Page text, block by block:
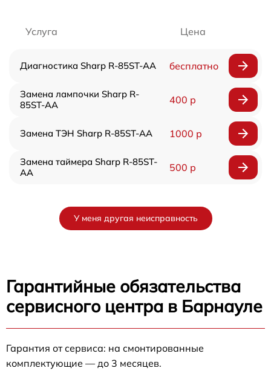
Услуга Цена
Диагностика Sharp R-85ST-AA бесплатно
Замена лампочки Sharp R-
85ST-AA
400 р
Замена ТЭН Sharp R-85ST-AA 1000 р
Замена таймера Sharp R-85ST-
AA
500 р
У меня другая неисправность
Гарантийные обязательства
сервисного центра в Барнауле
Гарантия от сервиса: на смонтированные
комплектующие — до 3 месяцев.